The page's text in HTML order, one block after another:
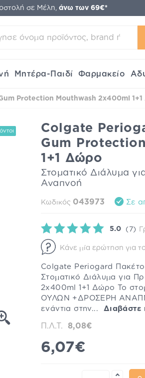
σε Μέλη, άνω των 69€*
Μητέρα-Παιδί Φαρμακείο
Protection Mouthwash 2x400ml
Colgate
Gum
1+1 Δώρο
Στοματικό Διάλυμα
Αναπνοή
Κωδικός 043973 Σε
5.0 (7)
Κάνε μία ερώτηση για
Colgate Periogard
Στοματικό Διάλυμα για
2x400ml 1+1 Δώρο Το
ΟΥΛΩΝ +ΔΡΟΣΕΡΗ
ενάντια στην... Διαβάστε
Π.Λ.Τ. 8,08€
6,07€